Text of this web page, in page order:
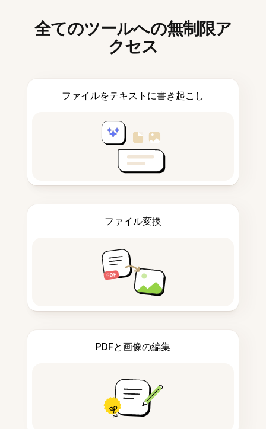
全てのツールへの無制限ア
クセス
ファイルをテキストに書き起こし
ファイル変換
PDFと画像の編集